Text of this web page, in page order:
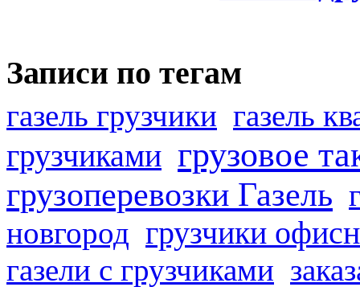
Записи по тегам
газель грузчики газель
грузчиками грузовое
грузоперевозки Газель
новгород грузчики
газели с грузчиками